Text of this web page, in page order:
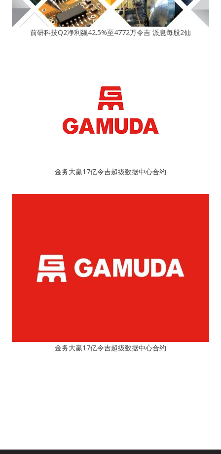
前研科技Q2净利飊42.5%至4772万令吉 派息每股2仙
金务大赢17亿令吉超级数据中心合约
金务大赢17亿令吉超级数据中心合约